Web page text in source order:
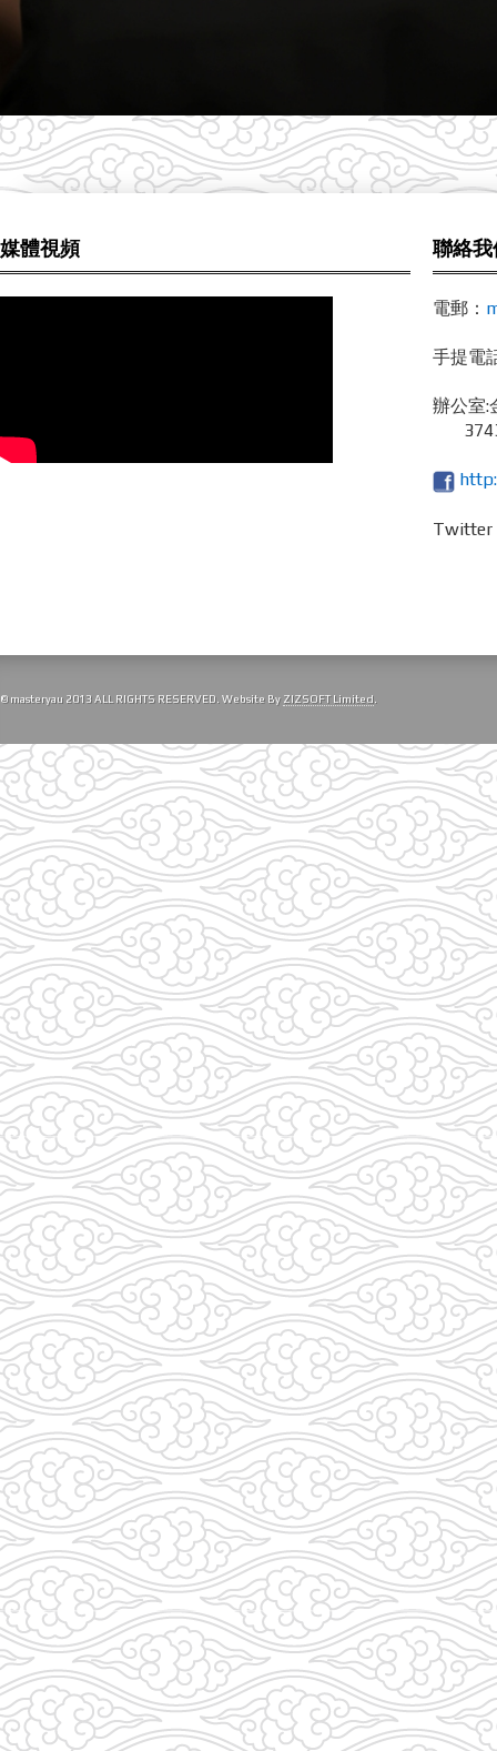
媒體視頻 聯絡我
電郵：
手提電
辦公室:
© masteryau 2013 ALL RIGHTS RESERVED. Website By ZIZSOFT Limited